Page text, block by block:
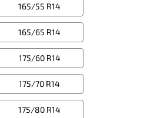
165/55 R14
165/65 R14
175/60 R14
175/70 R14
175/80 R14